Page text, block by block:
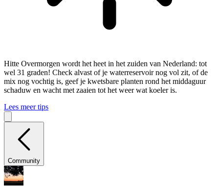
Hitte Overmorgen wordt het heet in het zuiden van Nederland: tot
wel 31 graden! Check alvast of je waterreservoir nog vol zit, of de
mix nog vochtig is, geef je kwetsbare planten rond het middaguur
schaduw en wacht met zaaien tot het weer wat koeler is.
Lees meer tips
Community